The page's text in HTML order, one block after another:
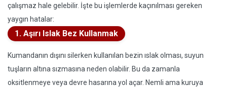
çalışmaz hale gelebilir. İşte bu işlemlerde kaçınılması gereken
yaygın hatalar:
1. Aşırı Islak Bez Kullanmak
Kumandanın dışını silerken kullanılan bezin ıslak olması, suyun
tuşların altına sızmasına neden olabilir. Bu da zamanla
oksitlenmeye veya devre hasarına yol açar. Nemli ama kuruya